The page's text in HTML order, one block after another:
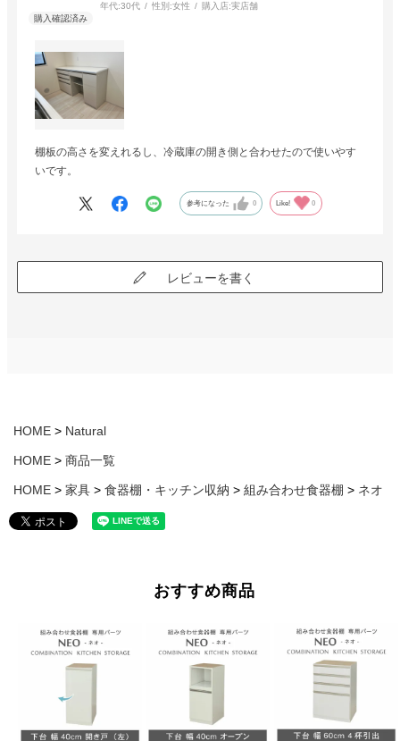
年代:30代 性別:女性 購入店:実店舗
棚板の高さを変えれるし、冷蔵庫の開き側と合わせたので使いやす
いです。
参考になった 0 Like! 0
レビューを書く
HOME Natural
HOME 商品一覧
HOME 家具 食器棚・キッチン収納 組み合わせ食器棚 ネオ
おすすめ商品